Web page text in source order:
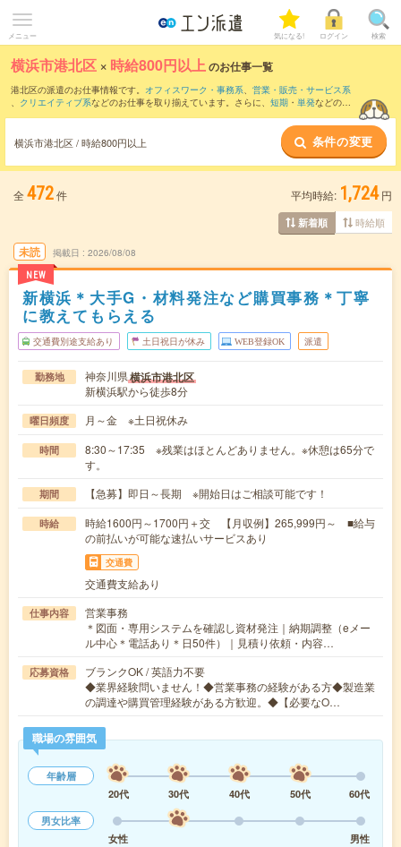
メニュー 気になる! ログイン 検索
横浜市港北区 × 時給800円以上のお仕事一覧
港北区の派遣のお仕事情報です。 オフィスワーク・事務系、 営業・販売・サービス系
、 クリエイティブ系などのお仕事を取り揃えています。さらに、 短期 ・ 単発などの期
時給1250円以上 ・1800円以上の求人はこちら
当サイトでは法令を遵守し、最低賃金以上の求人のみを掲載しています。
横浜市港北区 / 時給800円以上 条件の変更
全 472件 平均時給: 1,724 円
新着順 時給順
未読
NEW
掲載日 2026/08/08
新横浜＊大手G・材料発注など購買事務＊丁寧
に教えてもらえる
交通費別途支給あり 土日祝日が休み WEB登録OK 派遣
勤務地 神奈川県横浜市港北区
新横浜駅から徒歩8分
曜日頻度 月～金 ※土日祝休み
時間
8:30～17:35 ※残業はほとんどありません。※休憩は65分で
す。
期間 【急募】即日～長期 ※開始日はご相談可能です！
時給
時給1600円～1700円＋交 【月収例】265,999円～ ■給与
の前払いが可能な速払いサービスあり
交通費
交通費支給あり
仕事内容
営業事務
＊図面・専用システムを確認し資材発注｜納期調整（eメー
ル中心＊電話あり＊日50件）｜見積り依頼・内容…
応募資格
ブランクOK / 英語力不要
◆業界経験問いません！◆営業事務の経験がある方◆製造業
の調達や購買管理経験がある方歓迎。◆【必要なO…
職場の雰囲気
年齢層
20代
30代 40代 50代
60代
男女比率
女性
男性